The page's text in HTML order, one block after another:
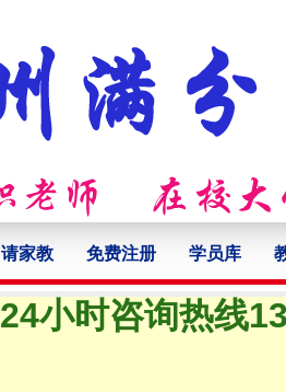
请家教 免费注册 学员库
24小时咨询热线